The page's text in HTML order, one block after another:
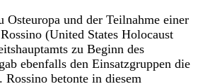
und der Teilnahme einer
(United States Holocaust
zu Beginn des
ebenfalls den Einsatzgruppen die
betonte in diesem